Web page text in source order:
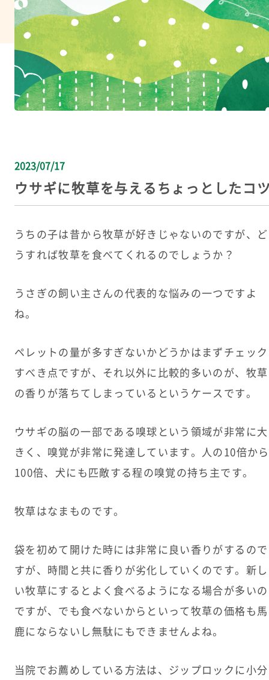
2023/07/17
ウサギに牧草を与えるちょっとしたコ
うちの子は昔から牧草が好きじゃないのですが、ど
うすれば牧草を食べてくれるのでしょうか？
うさぎの飼い主さんの代表的な悩みの一つですよ
ね。
ペレットの量が多すぎないかどうかはまずチェック
すべき点ですが、それ以外に比較的多いのが、牧草
の香りが落ちてしまっているというケースです。
ウサギの脳の一部である嗅球という領域が非常に大
きく、嗅覚が非常に発達しています。人の10倍から
100倍、犬にも匹敵する程の嗅覚の持ち主です。
牧草はなまものです。
袋を初めて開けた時には非常に良い香りがするので
すが、時間と共に香りが劣化していくのです。新し
い牧草にするとよく食べるようになる場合が多いの
ですが、でも食べないからといって牧草の価格も馬
鹿にならないし無駄にもできませんよね。
当院でお薦めしている方法は、ジップロックに小分